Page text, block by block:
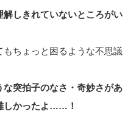
しきれていないところがい
ちょっと困るような不思議
突拍子のなさ・奇妙さがあ
しかったよ……！